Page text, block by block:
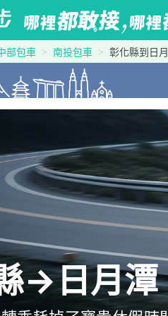
部包車 南投包車 彰化縣到日
→日月